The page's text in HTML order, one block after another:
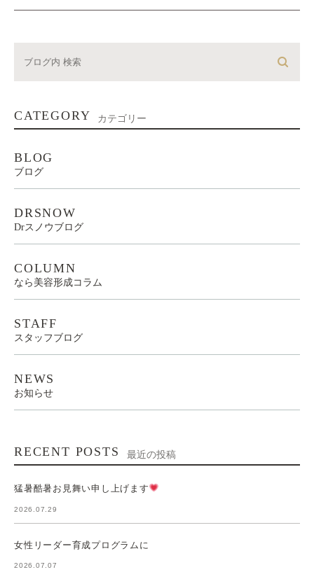
CATEGORY カテゴリー
BLOG
ブログ
DRSNOW
Drスノウブログ
COLUMN
なら美容形成コラム
STAFF
スタッフブログ
NEWS
お知らせ
RECENT POSTS 最近の投稿
猛暑酷暑お見舞い申し上げます
2026.07.29
女性リーダー育成プログラムに
2026.07.07